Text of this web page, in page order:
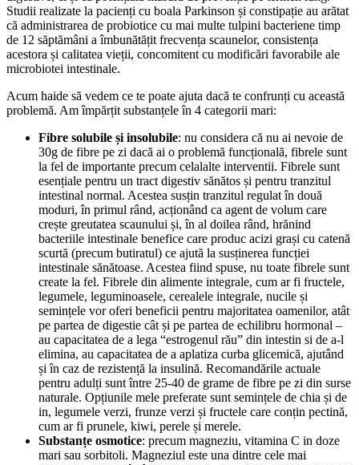
Studii realizate la pacienți cu boala Parkinson și constipație au arătat
că administrarea de probiotice cu mai multe tulpini bacteriene timp
de 12 săptămâni a îmbunătățit frecvența scaunelor, consistența
acestora și calitatea vieții, concomitent cu modificări favorabile ale
microbiotei intestinale.
Acum haide să vedem ce te poate ajuta dacă te confrunți cu această
problemă. Am împărțit substanțele în 4 categorii mari:
Fibre solubile și insolubile: nu considera că nu ai nevoie de
30g de fibre pe zi dacă ai o problemă funcțională, fibrele sunt
la fel de importante precum celalalte interventii. Fibrele sunt
esențiale pentru un tract digestiv sănătos și pentru tranzitul
intestinal normal. Acestea susțin tranzitul regulat în două
moduri, în primul rând, acționând ca agent de volum care
crește greutatea scaunului și, în al doilea rând, hrănind
bacteriile intestinale benefice care produc acizi grași cu catenă
scurtă (precum butiratul) ce ajută la susținerea funcției
intestinale sănătoase. Acestea fiind spuse, nu toate fibrele sunt
create la fel. Fibrele din alimente integrale, cum ar fi fructele,
legumele, leguminoasele, cerealele integrale, nucile și
semințele vor oferi beneficii pentru majoritatea oamenilor, atât
pe partea de digestie cât și pe partea de echilibru hormonal –
au capacitatea de a lega “estrogenul rău” din intestin si de a-l
elimina, au capacitatea de a aplatiza curba glicemică, ajutând
și în caz de rezistență la insulină. Recomandările actuale
pentru adulți sunt între 25-40 de grame de fibre pe zi din surse
naturale. Opțiunile mele preferate sunt semințele de chia și de
in, legumele verzi, frunze verzi și fructele care conțin pectină,
cum ar fi prunele, kiwi, perele și merele.
Substanțe osmotice: precum magneziu, vitamina C in doze
mari sau sorbitoli. Magneziul este una dintre cele mai